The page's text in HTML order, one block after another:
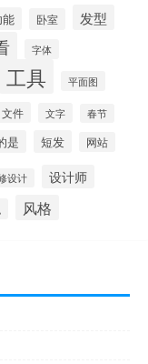
卧室 发型
字体
工具 平面图
文件 文字 春节
是 短发 网站
设计 设计师
风格